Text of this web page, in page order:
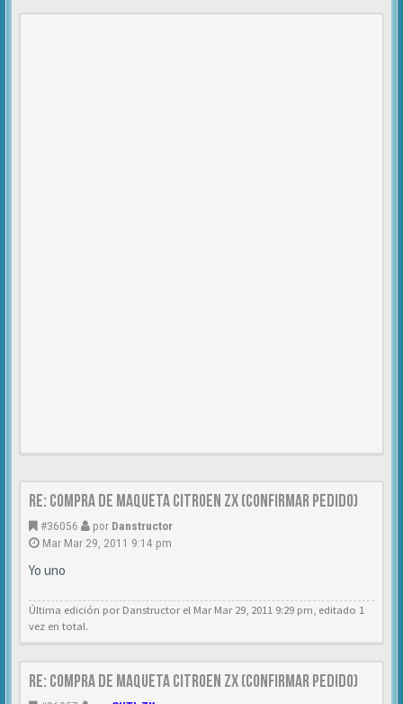
Re: Compra de MAQUETA CITROEN ZX (CONFIRMAR PEDIDO)
#36056 por Danstructor
Mar Mar 29, 2011 9:14 pm
Yo uno
Última edición porDanstructorel Mar Mar 29, 2011 9:29 pm, editado 1
vez en total.
Re: Compra de MAQUETA CITROEN ZX (CONFIRMAR PEDIDO)